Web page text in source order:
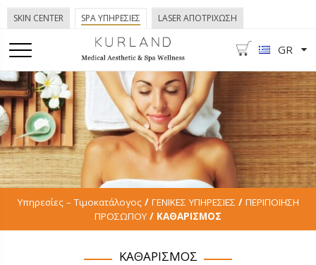
GR
SKIN CENTER SPA ΥΠΗΡΕΣΙΕΣ LASER ΑΠΟΤΡΙΧΩΣΗ
Υπηρεσίες – Τιμοκατάλογος/ ΓΕΝΙΚΕΣ ΥΠΗΡΕΣΙΕΣ / ΠΕΡΙΠΟΙΗΣΗ
ΠΡΟΣΩΠΟΥ / ΚΑΘΑΡΙΣΜΟΣ
ΚΑΘΑΡΙΣΜΟΣ